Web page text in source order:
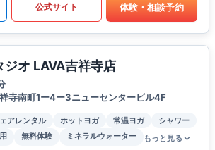
公式サイト 体験・相談予約
オ LAVA吉祥寺店
寺南町1ー4ー3ニューセンタービル4F
アレンタル ホットヨガ 常温ヨガ
シャワー
無料体験 ミネラルウォーター もっと見る